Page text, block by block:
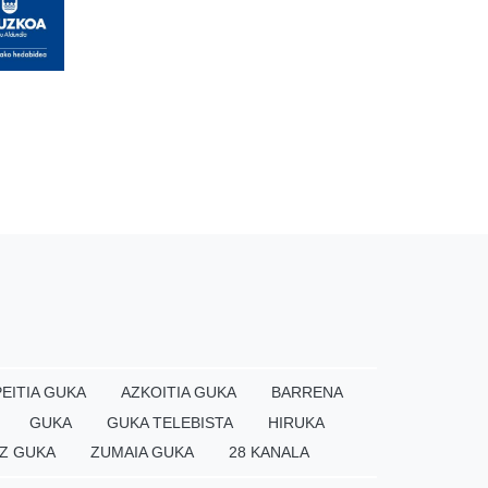
GUKA AZKOITIA GUKA
BARRENA
GUKA GUKA TELEBISTA
HIRUKA
GUKA ZUMAIA GUKA 28 KANALA